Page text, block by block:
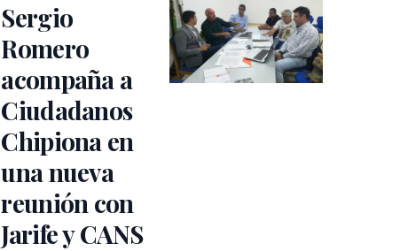
Sergio
Romero
acompaña a
Ciudadanos
Chipiona en
una nueva
reunión con
Jarife y CANS